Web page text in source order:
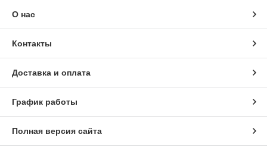
О нас
Контакты
Доставка и оплата
График работы
Полная версия сайта